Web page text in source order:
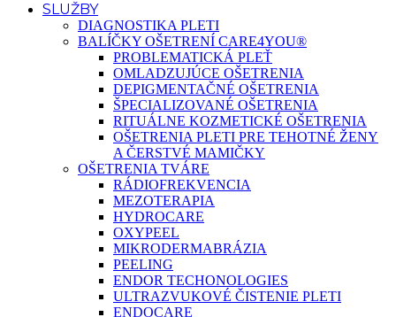
SLUŽBY
DIAGNOSTIKA PLETI
BALÍČKY OŠETRENÍ CARE4YOU®
PROBLEMATICKÁ PLEŤ
OMLADZUJÚCE OŠETRENIA
DEPIGMENTAČNÉ OŠETRENIA
ŠPECIALIZOVANÉ OŠETRENIA
RITUÁLNE KOZMETICKÉ OŠETRENIA
OŠETRENIA PLETI PRE TEHOTNÉ ŽENY
A ČERSTVÉ MAMIČKY
OŠETRENIA TVÁRE
RÁDIOFREKVENCIA
MEZOTERAPIA
HYDROCARE
OXYPEEL
MIKRODERMABRÁZIA
PEELING
ENDOR TECHONOLOGIES
ULTRAZVUKOVÉ ČISTENIE PLETI
ENDOCARE